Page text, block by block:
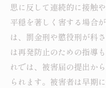
思に反して連続的に接触
平穏を著しく害する場合
は、罰金刑や懲役刑が科
は再発防止のための指導
れでは、被害届の提出か
られます。被害者は早期